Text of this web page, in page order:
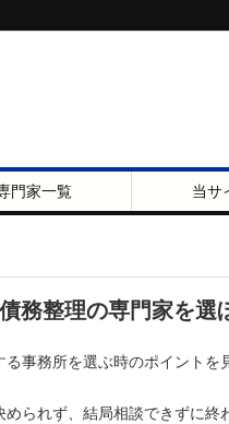
門家一覧 当サ
債務整理の専門家を選
事務所を選ぶ時のポイントを
られず、結局相談できずに終